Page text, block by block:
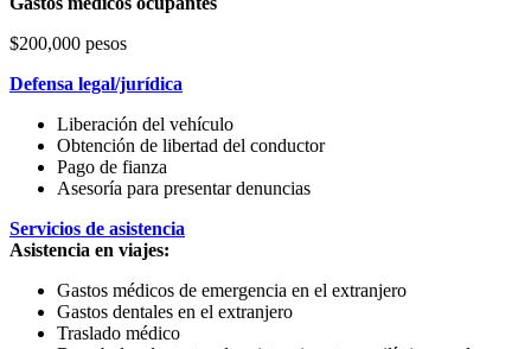
$200,000 pesos
Defensa legal/jurídica
Liberación del vehículo
Obtención de libertad del conductor
Pago de fianza
Asesoría para presentar denuncias
Servicios de asistencia
Asistencia en viajes:
Gastos médicos de emergencia en el extranjero
Gastos dentales en el extranjero
Traslado médico